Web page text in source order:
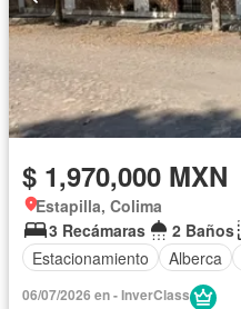
$ 1,970,000 MXN
Estapilla, Colima
3 Recámaras
2 Baños
Estacionamiento
Alberca
06/07/2026 en - InverClass